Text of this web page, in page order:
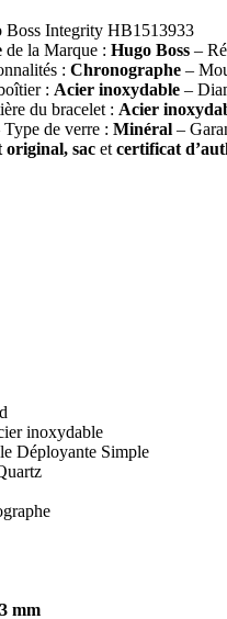
Integrity HB1513933
de la Marque : Hugo Boss –
: Chronographe –
: Acier inoxydable –
du bracelet : Acier
Type de verre : Minéral –
original, sac et certificat
inoxydable
Déployante Simple
mm